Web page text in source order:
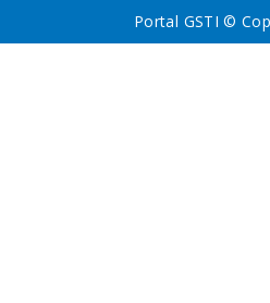
Portal GSTI ©